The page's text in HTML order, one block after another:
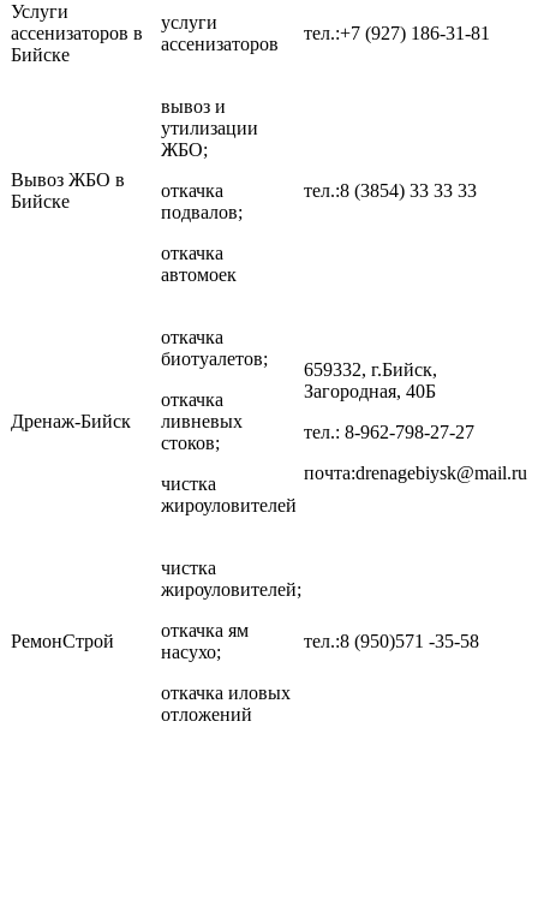
Услуги
ассенизаторов в
Бийске
услуги
ассенизаторов
тел.:+7 (927) 186-31-81
Вывоз ЖБО в
Бийске
вывоз и
утилизации
ЖБО;
откачка
подвалов;
откачка
автомоек
тел.:8 (3854) 33 33 33
Дренаж-Бийск
откачка
биотуалетов;
откачка
ливневых
стоков;
чистка
жироуловителей
659332, г.Бийск,
Загородная, 40Б
тел.: 8-962-798-27-27
почта:drenagebiysk@mail.ru
РемонСтрой
чистка
жироуловителей;
откачка ям
насухо;
откачка иловых
отложений
тел.:8 (950)571 -35-58